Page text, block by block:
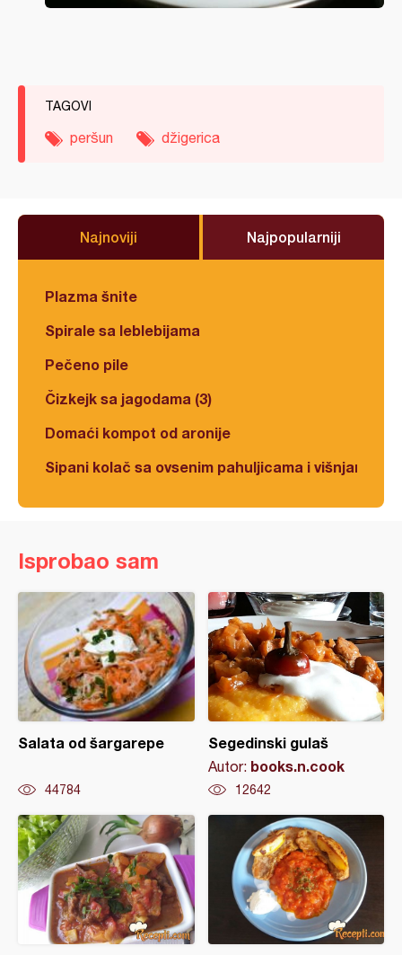
TAGOVI
peršun džigerica
Najnoviji Najpopularniji
Plazma šnite
Spirale sa leblebijama
Pečeno pile
Čizkejk sa jagodama (3)
Domaći kompot od aronije
Sipani kolač sa ovsenim pahuljicama i višnjama
Isprobao sam
Salata od šargarepe
44784
Segedinski gulaš
Autor: books.n.cook
12642